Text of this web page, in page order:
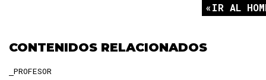
IR AL
CONTENIDOS RELACIONADOS
PROFESOR